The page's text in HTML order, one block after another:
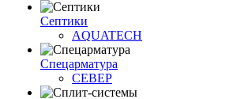
Септики
AQUATECH
Спецарматура
СЕВЕР